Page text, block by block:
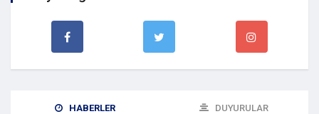
HABERLER DUYURULAR